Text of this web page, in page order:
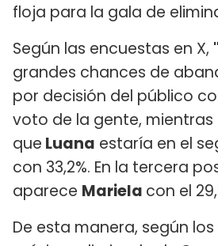
floja para la gala de
Según las encuestas en X,
grandes chances de
por decisión del público
voto de la gente, mientras
que Luana estaría en el
con 33,2%. En la tercera
aparece Mariela con el
De esta manera, según